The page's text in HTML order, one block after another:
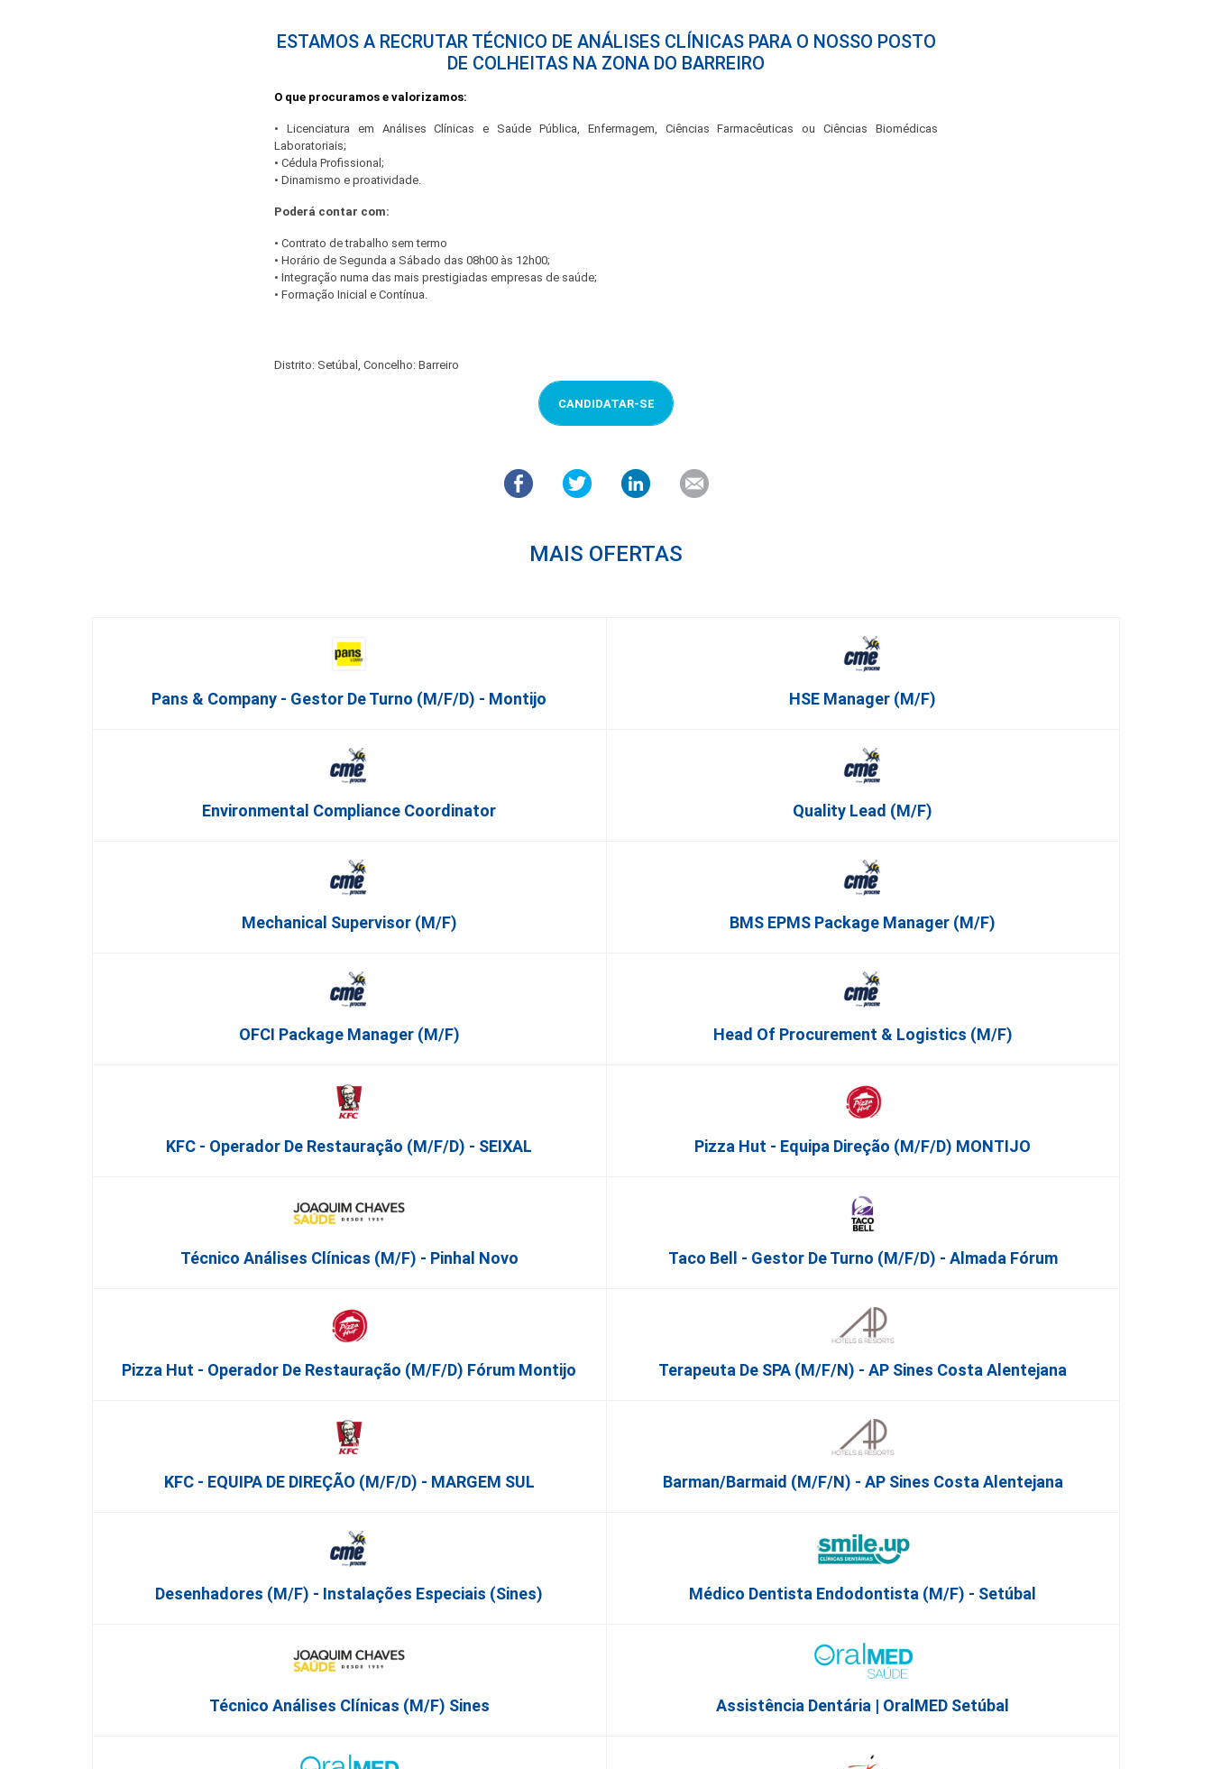
ESTAMOS A RECRUTAR TÉCNICO DE ANÁLISES CLÍNICAS PARA O NOSSO POSTO
DE COLHEITAS NA ZONA DO BARREIRO
O que procuramos e valorizamos:
• Licenciatura em Análises Clínicas e Saúde Pública, Enfermagem, Ciências Farmacêuticas ou Ciências Biomédicas
Laboratoriais;
• Cédula Profissional;
• Dinamismo e proatividade.
Poderá contar com:
• Contrato de trabalho sem termo
• Horário de Segunda a Sábado das 08h00 às 12h00;
• Integração numa das mais prestigiadas empresas de saúde;
• Formação Inicial e Contínua.
Distrito: Setúbal, Concelho: Barreiro
CANDIDATAR-SE
MAIS OFERTAS
Pans & Company - Gestor De Turno (m/f/d) - Montijo HSE Manager (m/f)
Environmental Compliance Coordinator Quality Lead (m/f)
Mechanical Supervisor (m/f) BMS EPMS Package Manager (m/f)
OFCI Package Manager (m/f) Head Of Procurement & Logistics (m/f)
KFC - Operador De Restauração (m/f/d) - SEIXAL Pizza Hut - Equipa Direção (m/f/d) MONTIJO
Técnico Análises Clínicas (M/F) - Pinhal Novo Taco Bell - Gestor De Turno (m/f/d) - Almada Fórum
Pizza Hut - Operador De Restauração (m/f/d) Fórum Montijo Terapeuta De SPA (M/F/N) - AP Sines Costa Alentejana
KFC - EQUIPA DE DIREÇÃO (m/f/d) - MARGEM SUL Barman/Barmaid (M/F/N) - AP Sines Costa Alentejana
Desenhadores (m/f) - Instalações Especiais (Sines) Médico Dentista Endodontista (M/F) - Setúbal
Técnico Análises Clínicas (M/F) Sines Assistência Dentária | OralMED Setúbal